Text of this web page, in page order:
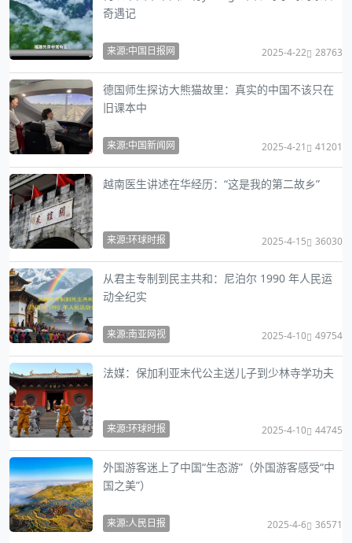
奇遇记
来源:中国日报网 2025-4-22 28763
德国师生探访大熊猫故里：真实的中国不该只在
旧课本中
来源:中国新闻网 2025-4-21 41201
越南医生讲述在华经历：“这是我的第二故乡”
来源:环球时报 2025-4-15 36030
从君主专制到民主共和：尼泊尔 1990 年人民运
动全纪实
来源:南亚网视 2025-4-10 49754
法媒：保加利亚末代公主送儿子到少林寺学功夫
来源:环球时报 2025-4-10 44745
外国游客迷上了中国“生态游”（外国游客感受“中
国之美”）
来源:人民日报 2025-4-6 36571